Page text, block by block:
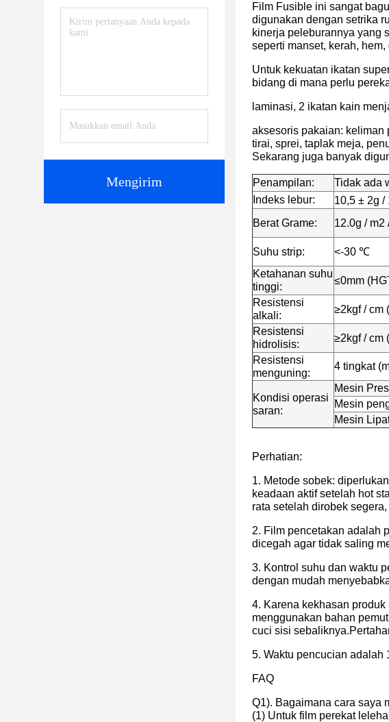
Mengirim
Film Fusible ini sangat
digunakan dengan setrika
kinerja peleburannya yang
seperti manset, kerah,
Untuk kekuatan ikatan
bidang di mana perlu
laminasi, 2 ikatan kain
aksesoris pakaian: keliman
tirai, sprei, taplak meja,
Sekarang juga banyak
Penampilan: Tidak ada
Indeks lebur:
10,5 ± 2g
Berat Grame:
12.0g / m2
Suhu strip: <-30 ℃
Ketahanan suhu
tinggi:
≤0mm
Resistensi
alkali:
≥2kgf / cm
Resistensi
hidrolisis:
≥2kgf / cm
Resistensi
menguning:
4 tingkat
Kondisi operasi
saran:
Mesin
Mesin
Mesin
Perhatian:
1. Metode sobek:
keadaan aktif setelah hot
rata setelah dirobek
2. Film pencetakan adalah
dicegah agar tidak saling
3. Kontrol suhu dan waktu
dengan mudah
4. Karena kekhasan
menggunakan bahan
cuci sisi
5. Waktu pencucian adalah
FAQ
Q1). Bagaimana cara saya
(1) Untuk film perekat